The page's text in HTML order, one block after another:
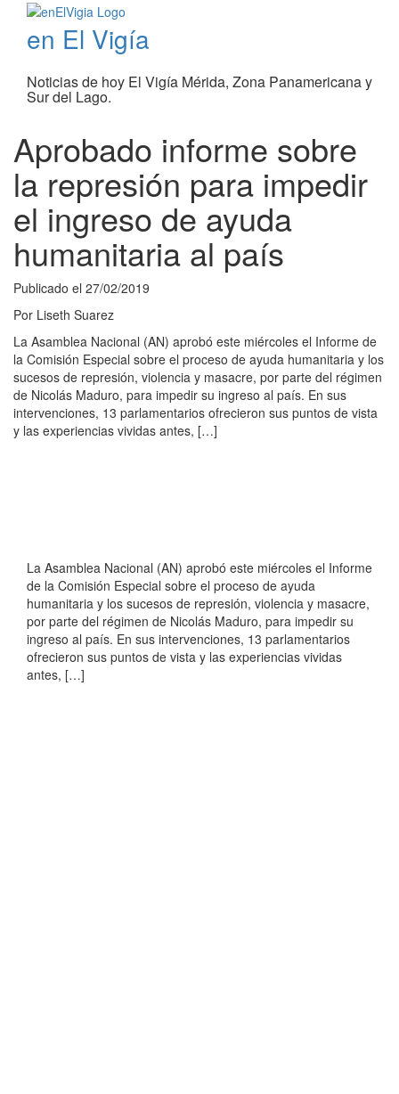
en El Vigía
Noticias de hoy El Vigía Mérida, Zona Panamericana y
Sur del Lago.
Aprobado informe sobre
la represión para impedir
el ingreso de ayuda
humanitaria al país
Publicado el 27/02/2019
Por Liseth Suarez
La Asamblea Nacional (AN) aprobó este miércoles el Informe de
la Comisión Especial sobre el proceso de ayuda humanitaria y los
sucesos de represión, violencia y masacre, por parte del régimen
de Nicolás Maduro, para impedir su ingreso al país. En sus
intervenciones, 13 parlamentarios ofrecieron sus puntos de vista
y las experiencias vividas antes, […]
La Asamblea Nacional (AN) aprobó este miércoles el Informe
de la Comisión Especial sobre el proceso de ayuda
humanitaria y los sucesos de represión, violencia y masacre,
por parte del régimen de Nicolás Maduro, para impedir su
ingreso al país. En sus intervenciones, 13 parlamentarios
ofrecieron sus puntos de vista y las experiencias vividas
antes, […]